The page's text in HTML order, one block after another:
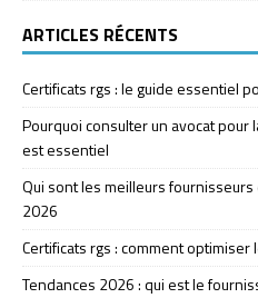
ARTICLES RÉCENTS
Certificats rgs : le guide essentiel
Pourquoi consulter un avocat pour
est essentiel
Qui sont les meilleurs
2026
Certificats rgs : comment
Tendances 2026 : qui est le